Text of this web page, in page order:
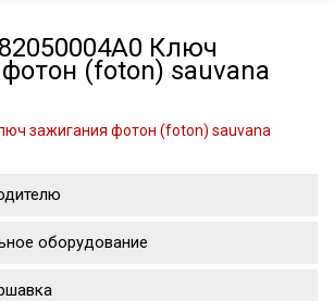
Ключ
(foton) sauvana
зажигания фотон (foton) sauvana
оборудование